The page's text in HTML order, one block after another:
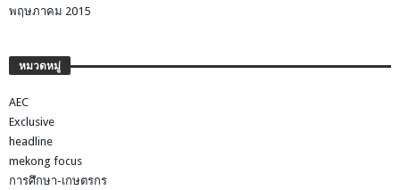
พฤษภาคม 2015
หมวดหมู่
AEC
Exclusive
headline
mekong focus
การศึกษา-เกษตรกร